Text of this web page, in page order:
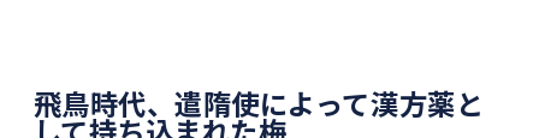
飛鳥時代、遣隋使によって漢方薬と